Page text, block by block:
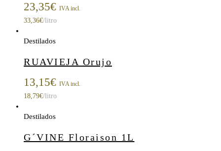
23,35€ IVA incl.
33,36€/litro
Destilados
RUAVIEJA Orujo
13,15€ IVA incl.
18,79€/litro
Destilados
G´VINE Floraison 1L